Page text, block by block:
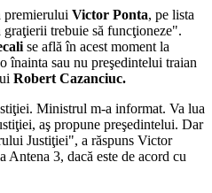
Victor Ponta, pe lista
trebuie să funcţioneze".
se află în acest moment la
înainta sau nu preşedintelui traian
Robert Cazanciuc.
Ministrul m-a informat. Va lua
aş propune preşedintelui. Dar
Justiţiei", a răspuns Victor
3, dacă este de acord cu